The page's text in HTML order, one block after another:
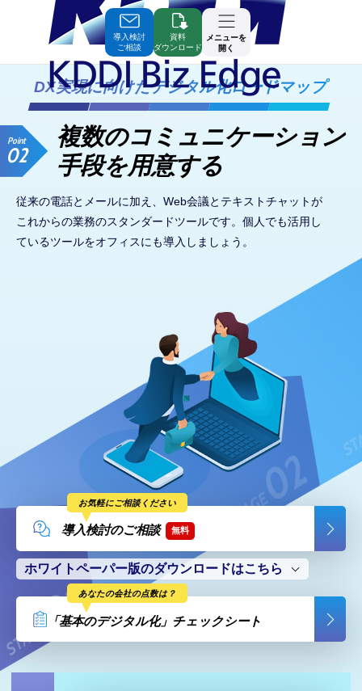
Contents
導入検討
ご相談
資料
ダウンロード
メニューを
開く
DX実現に向けたデジタル化ロードマップ
Point
02
複数のコミュニケーション
手段を用意する
従来の電話とメールに加え、Web会議とテキストチャットが
これからの業務のスタンダードツールです。個人でも活用し
ているツールをオフィスにも導入しましょう。
お気軽にご相談ください
導入検討のご相談 無料
あなたの会社の点数は？
「基本のデジタル化」チェックシート
ホワイトペーパー版のダウンロードはこちら